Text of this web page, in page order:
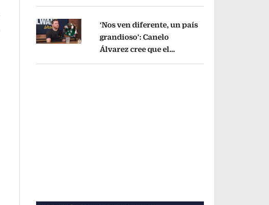
Opens in new window
‘Nos ven diferente, un país
grandioso’: Canelo
Álvarez cree que el